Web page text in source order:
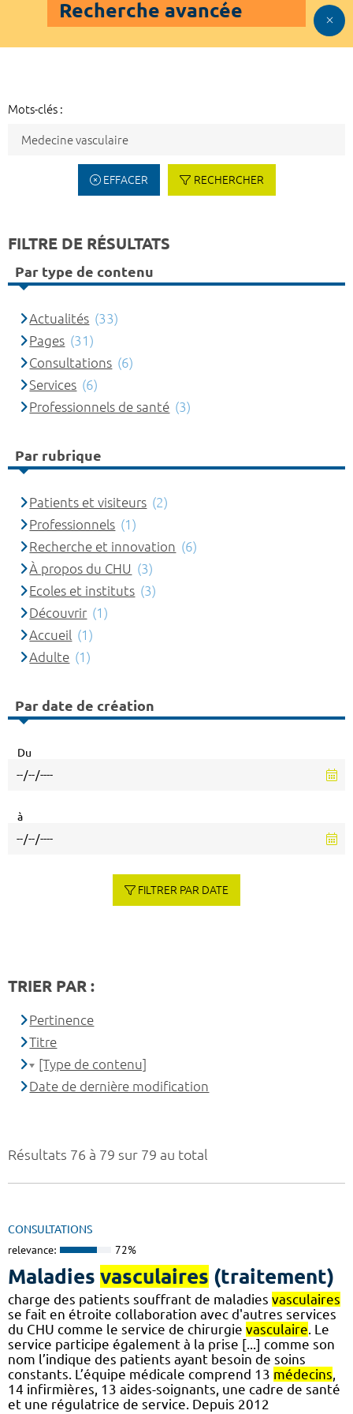
Recherche avancée
Mots-clés :
EFFACER RECHERCHER
Résultats 76 à 79 sur 79 au total
CONSULTATIONS
relevance: 72%
Maladies vasculaires (traitement)
charge des patients souffrant de maladies vasculaires
se fait en étroite collaboration avec d'autres services
du CHU comme le service de chirurgie vasculaire. Le
service participe également à la prise [...] comme son
nom l’indique des patients ayant besoin de soins
constants. L’équipe médicale comprend 13 médecins,
14 infirmières, 13 aides-soignants, une cadre de santé
et une régulatrice de service. Depuis 2012
FILTRE DE RÉSULTATS
Par type de contenu
Actualités (33)
Pages (31)
Consultations (6)
Services (6)
Professionnels de santé (3)
Par rubrique
Patients et visiteurs (2)
Professionnels (1)
Recherche et innovation (6)
À propos du CHU (3)
Ecoles et instituts (3)
Découvrir (1)
Accueil (1)
Adulte (1)
Par date de création
Du
à
FILTRER PAR DATE
TRIER PAR :
Pertinence
Titre
[Type de contenu]
Date de dernière modification